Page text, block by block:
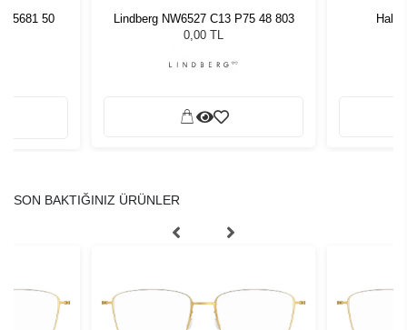
5681 50
Lindberg NW6527 C13 P75 48 803
0,00 TL
Hally
SON BAKTIĞINIZ ÜRÜNLER